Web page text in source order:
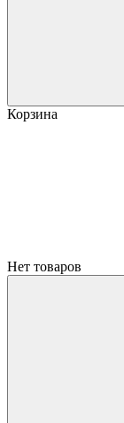
Корзина
Нет товаров